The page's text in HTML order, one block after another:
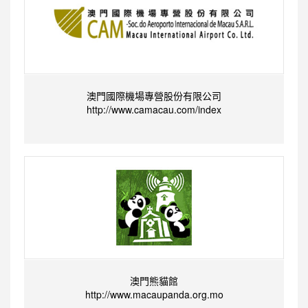
澳門國際機場專營股份有限公司
http://www.camacau.com/index
澳門熊貓館
http://www.macaupanda.org.mo